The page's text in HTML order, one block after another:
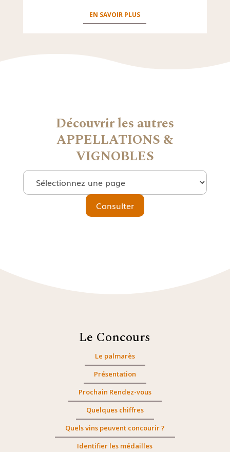
EN SAVOIR PLUS
Découvrir les autres
APPELLATIONS &
VIGNOBLES
Consulter
Le Concours
Le palmarès
Présentation
Prochain Rendez-vous
Quelques chiffres
Quels vins peuvent concourir ?
Identifier les médailles